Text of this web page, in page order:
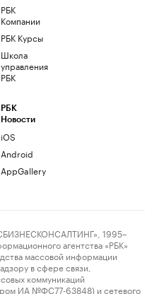
РБК
Компании
РБК Курсы
Школа
управления
РБК
РБК
Новости
iOS
Android
AppGallery
1995–
агентства «РБК»
массовой информации
в сфере связи,
коммуникаций
ИА №ФС77-63848) и сетевого